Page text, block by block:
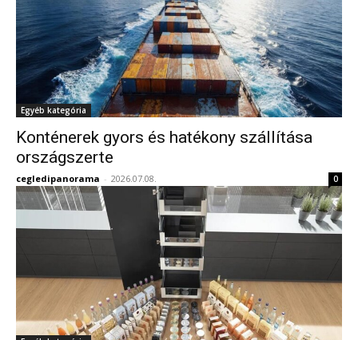
Egyéb kategória
Konténerek gyors és hatékony szállítása
országszerte
cegledipanorama - 2026.07.08. 0